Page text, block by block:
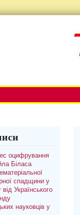
оцифрування
Біласа
спадщини у
від Українського
науковців у